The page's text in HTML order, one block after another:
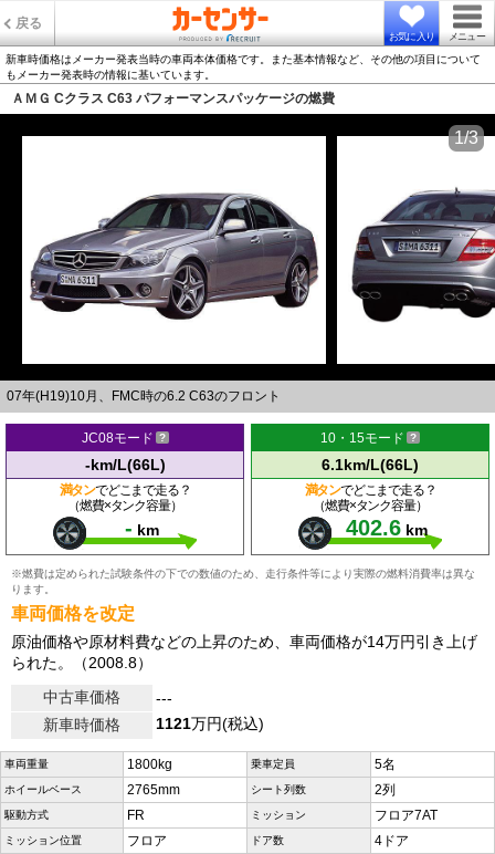
戻る
お気に入り メニュー
新車時価格はメーカー発表当時の車両本体価格です。また基本情報など、その他の項目について
もメーカー発表時の情報に基いています。
ＡＭＧ Cクラス C63 パフォーマンスパッケージの燃費
07年(H19)10月、FMC時の6.2 C63のフロント
1/3
JC08モード
-km/L(66L)
満タンでどこまで走る？
（燃費×タンク容量）
- km
10・15モード
6.1km/L(66L)
満タンでどこまで走る？
（燃費×タンク容量）
402.6 km
※燃費は定められた試験条件の下での数値のため、走行条件等により実際の燃料消費率は異な
ります。
車両価格を改定
原油価格や原材料費などの上昇のため、車両価格が14万円引き上げ
られた。（2008.8）
中古車価格
---
新車時価格
1121万円(税込)
車両重量 1800kg 乗車定員 5名
ホイールベース 2765mm シート列数 2列
駆動方式 FR ミッション フロア7AT
ミッション位置 フロア ドア数 4ドア